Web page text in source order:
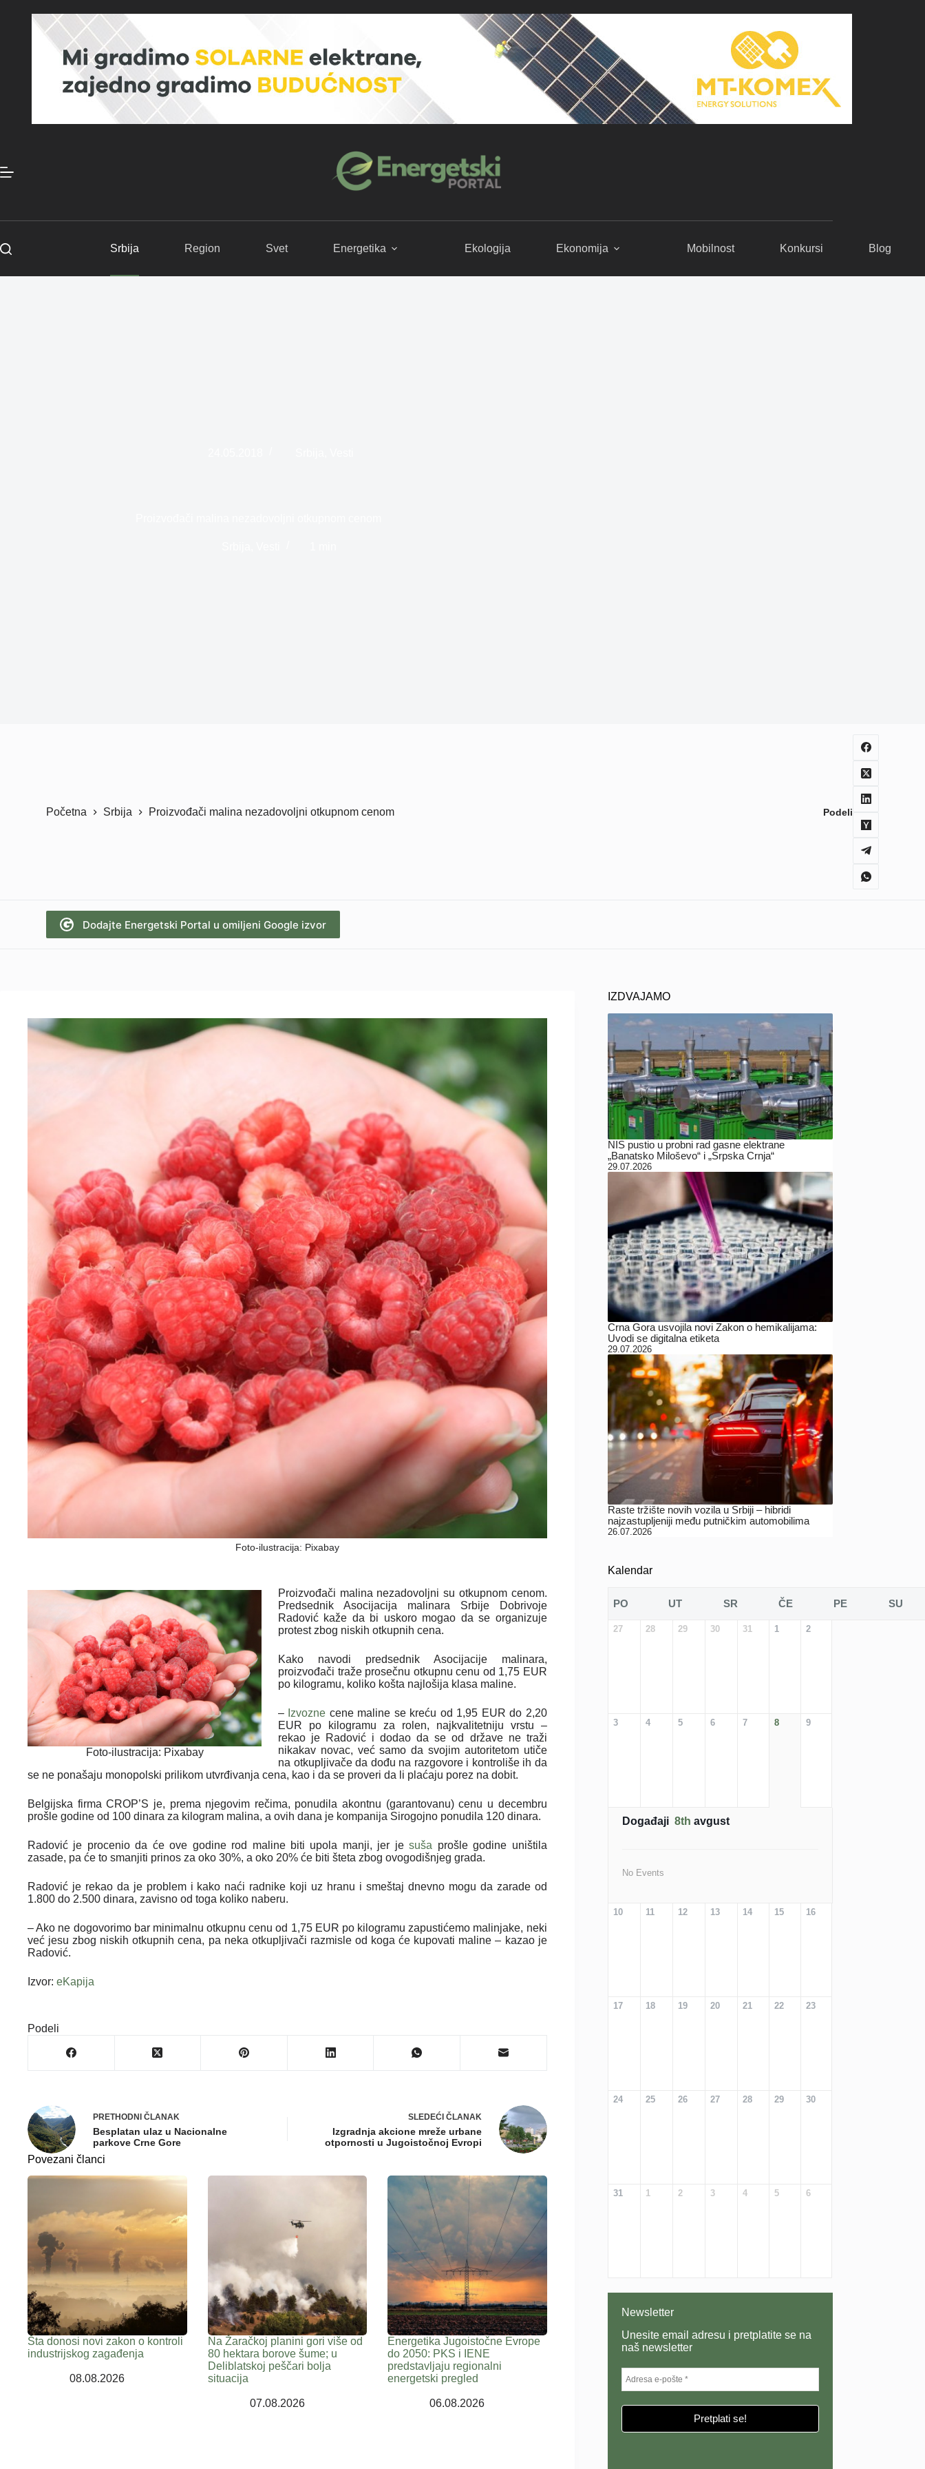
Srbija Region Svet Energetika Ekologija Ekonomija Mobilnost Konkursi Blog
Početna Srbija Proizvođači malina nezadovoljni otkupnom cenom Podeli
Dodajte Energetski Portal u omiljeni Google izvor
Foto-ilustracija: Pixabay
Foto-ilustracija: Pixabay
Proizvođači malina nezadovoljni su otkupnom cenom.
Predsednik Asocijacija malinara Srbije Dobrivoje
Radović kaže da bi uskoro mogao da se organizuje
protest zbog niskih otkupnih cena.
Kako navodi predsednik Asocijacije malinara,
proizvođači traže prosečnu otkupnu cenu od 1,75 EUR
po kilogramu, koliko košta najlošija klasa maline.
– Izvozne cene maline se kreću od 1,95 EUR do 2,20
EUR po kilogramu za rolen, najkvalitetniju vrstu –
rekao je Radović i dodao da se od države ne traži
nikakav novac, već samo da svojim autoritetom utiče
na otkupljivače da dođu na razgovore i kontroliše ih da
se ne ponašaju monopolski prilikom utvrđivanja cena, kao i da se proveri da li plaćaju porez na dobit.
Belgijska firma CROP’S je, prema njegovim rečima, ponudila akontnu (garantovanu) cenu u decembru
prošle godine od 100 dinara za kilogram malina, a ovih dana je kompanija Sirogojno ponudila 120 dinara.
Radović je procenio da će ove godine rod maline biti upola manji, jer jesuša prošle godine uništila
zasade, pa će to smanjiti prinos za oko 30%, a oko 20% će biti šteta zbog ovogodišnjeg grada.
Radović je rekao da je problem i kako naći radnike koji uz hranu i smeštaj dnevno mogu da zarade od
1.800 do 2.500 dinara, zavisno od toga koliko naberu.
– Ako ne dogovorimo bar minimalnu otkupnu cenu od 1,75 EUR po kilogramu zapustićemo malinjake, neki
već jesu zbog niskih otkupnih cena, pa neka otkupljivači razmisle od koga će kupovati maline – kazao je
Radović.
Izvor: eKapija
Podeli
PRETHODNI ČLANAK
Besplatan ulaz u Nacionalne
parkove Crne Gore
SLEDEĆI ČLANAK
Izgradnja akcione mreže urbane
otpornosti u Jugoistočnoj Evropi
Povezani članci
Šta donosi novi zakon o kontroli
industrijskog zagađenja
08.08.2026
Na Žaračkoj planini gori više od
80 hektara borove šume; u
Deliblatskoj peščari bolja
situacija
07.08.2026
Energetika Jugoistočne Evrope
do 2050: PKS i IENE
predstavljaju regionalni
energetski pregled
06.08.2026
IZDVAJAMO
NIS pustio u probni rad gasne elektrane
„Banatsko Miloševo“ i „Srpska Crnja“
29.07.2026
Crna Gora usvojila novi Zakon o hemikalijama:
Uvodi se digitalna etiketa
29.07.2026
Raste tržište novih vozila u Srbiji – hibridi
najzastupljeniji među putničkim automobilima
26.07.2026
Kalendar
PO UT SR ČE PE SU
27 28 29 30 31 1 2
3 4 5 6 7 8 9
Događaji 8th avgust
No Events
10 11 12 13 14 15 16
17 18 19 20 21 22 23
24 25 26 27 28 29 30
31 1 2 3 4 5 6
Newsletter
Unesite email adresu i pretplatite se na
naš newsletter